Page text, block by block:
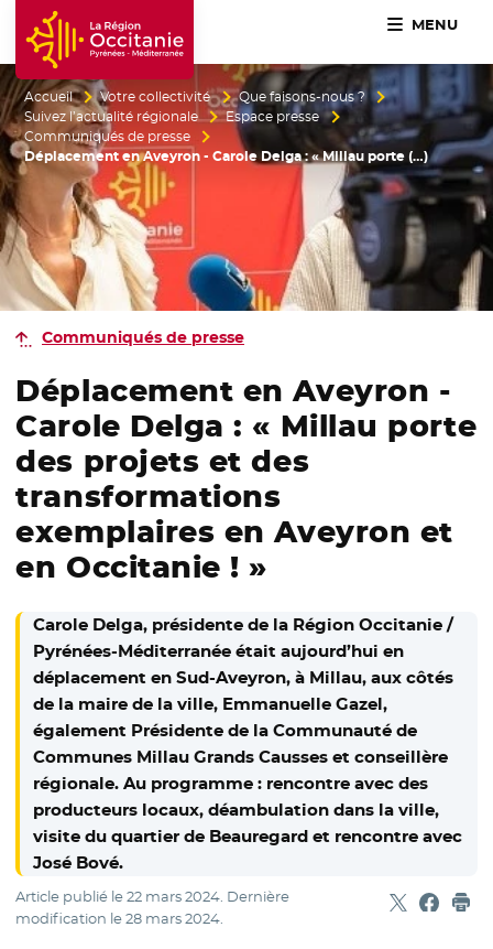
Accueil Région Occitanie / Pyrénées-Méditerranée
MENU
Accueil Votre collectivité
Que faisons-nous ?
Suivez l’actualité régionale
Espace presse
Communiqués de presse
Déplacement en Aveyron - Carole Delga : « Millau porte (…)
Communiqués de presse
Déplacement en Aveyron -
Carole Delga : « Millau porte
des projets et des
transformations
exemplaires en Aveyron et
en Occitanie ! »
Carole Delga, présidente de la Région Occitanie /
Pyrénées-Méditerranée était aujourd’hui en
déplacement en Sud-Aveyron, à Millau, aux côtés
de la maire de la ville, Emmanuelle Gazel,
également Présidente de la Communauté de
Communes Millau Grands Causses et conseillère
régionale. Au programme : rencontre avec des
producteurs locaux, déambulation dans la ville,
visite du quartier de Beauregard et rencontre avec
José Bové.
Article publié le22 mars 2024. Dernière
modification le28 mars 2024. Partager
- Nouvelle
-